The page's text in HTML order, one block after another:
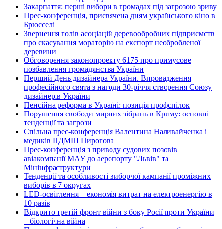
Закарпаття: перші вибори в громадах під загрозою зриву
Прес-конференція, присвячена дням українського кіно в
Брюсселі
Звернення голів асоціацій деревообробних підприємств
про скасування мораторію на експорт необробленої
деревини
Обговорення законопроекту 6175 про примусове
позбавлення громадянства України
Перший День дизайнера України. Впровадження
професійного свята з нагоди 30-річчя створення Союзу
дизайнерів України
Пенсійна реформа в Україні: позиція профспілок
Порушення свободи мирних зібрань в Криму: основні
тенденції та загрози
Спільна прес-конференція Валентина Наливайченка і
медиків ПДМШ Пирогова
Прес-конференція з приводу судових позовів
авіакомпанії МАУ до аеропорту "Львів" та
Мінінфраструктури
Тенденції та особливості виборчої кампанії проміжних
виборів в 7 округах
LED-освітлення – економія витрат на електроенергію в
10 разів
Відкрито третій фронт війни з боку Росії проти України
– біологічна війна